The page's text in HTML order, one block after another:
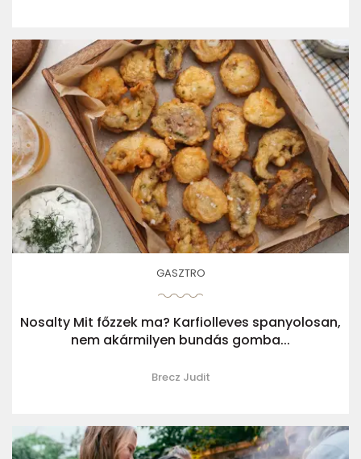
GASZTRO
Nosalty Mit főzzek ma? Karfiolleves spanyolosan,
nem akármilyen bundás gomba...
Brecz Judit